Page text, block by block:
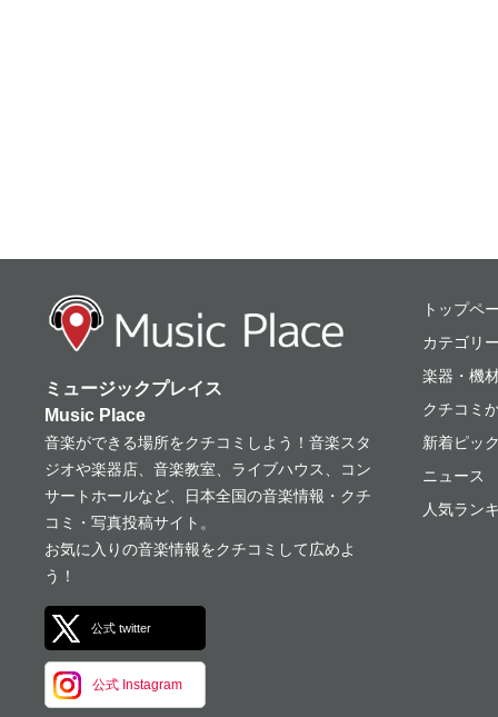
ミュージックプレ
ミュージックプレイス
Music Place
音楽ができる場所をクチコミしよう！音楽スタ
ジオや楽器店、音楽教室、ライブハウス、コン
サートホールなど、日本全国の音楽情報・クチ
コミ・写真投稿サイト。
お気に入りの音楽情報をクチコミして広めよ
う！
公式 twitter
公式 Instagram
トップペ
カテゴリ
楽器・機
クチコミ
新着ピッ
ニュース
人気ラン